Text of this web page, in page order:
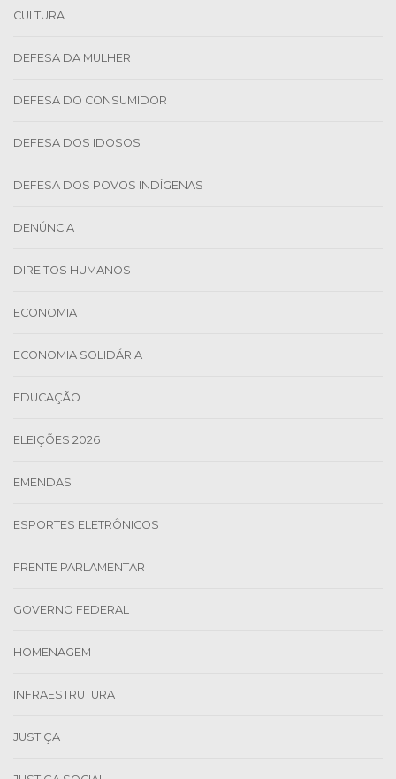
CULTURA
DEFESA DA MULHER
DEFESA DO CONSUMIDOR
DEFESA DOS IDOSOS
DEFESA DOS POVOS INDÍGENAS
DENÚNCIA
DIREITOS HUMANOS
ECONOMIA
ECONOMIA SOLIDÁRIA
EDUCAÇÃO
ELEIÇÕES 2026
EMENDAS
ESPORTES ELETRÔNICOS
FRENTE PARLAMENTAR
GOVERNO FEDERAL
HOMENAGEM
INFRAESTRUTURA
JUSTIÇA